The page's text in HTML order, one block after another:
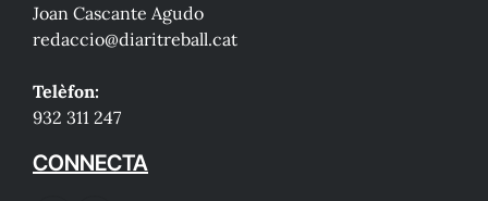
Joan Cascante Agudo
redaccio@diaritreball.cat
Telèfon:
932 311 247
CONNECTA